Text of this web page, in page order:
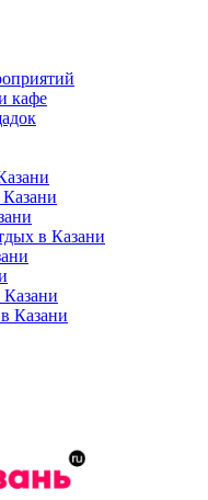
кафе
в Казани
Казани